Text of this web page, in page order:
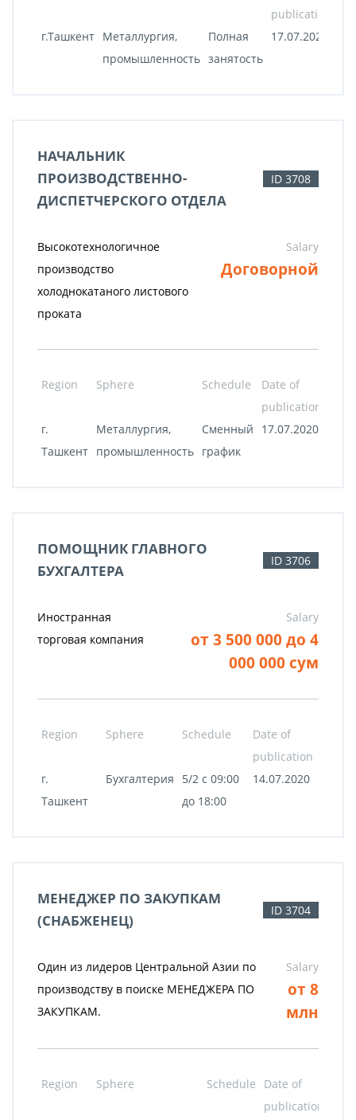
publication
г.Ташкент Металлургия,
промышленность
Полная
занятость
17.07.2020
НАЧАЛЬНИК
ПРОИЗВОДСТВЕННО-
ДИСПЕТЧЕРСКОГО ОТДЕЛА
ID 3708
Высокотехнологичное
производство
холоднокатаного листового
проката
Salary
Договорной
Region Sphere Schedule
Date of
publication
г.
Ташкент
Металлургия,
промышленность
Сменный
график
17.07.2020
ПОМОЩНИК ГЛАВНОГО
БУХГАЛТЕРА
ID 3706
Иностранная
торговая компания
Salary
от 3 500 000 до 4
000 000 сум
Region Sphere Schedule
Date of
publication
г.
Ташкент
Бухгалтерия
5/2 c 09:00
до 18:00
14.07.2020
МЕНЕДЖЕР ПО ЗАКУПКАМ
(СНАБЖЕНЕЦ)
ID 3704
Один из лидеров Центральной Азии по
производству в поиске МЕНЕДЖЕРА ПО
ЗАКУПКАМ.
Salary
от 8
млн
Region Sphere Schedule
Date of
publication